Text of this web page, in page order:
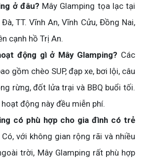
ở đâu? Mây Glamping tọa lạc tại
TT. Vĩnh An, Vĩnh Cửu, Đồng Nai,
cạnh hồ Trị An.
động gì ở Mây Glamping? Các
gồm chèo SUP, đạp xe, bơi lội, câu
rừng, đốt lửa trại và BBQ buổi tối.
động này đều miễn phí.
có phù hợp cho gia đình có trẻ
Có, với không gian rộng rãi và nhiều
trời, Mây Glamping rất phù hợp